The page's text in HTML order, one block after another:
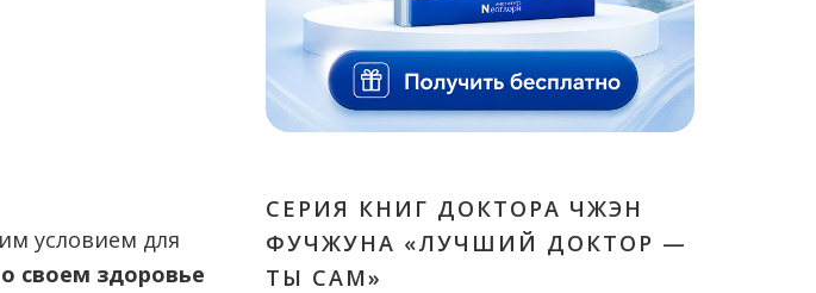
условием для
своем здоровье
СЕРИЯ КНИГ ДОКТОРА ЧЖЭН
ФУЧЖУНА «ЛУЧШИЙ ДОКТОР —
ТЫ САМ»